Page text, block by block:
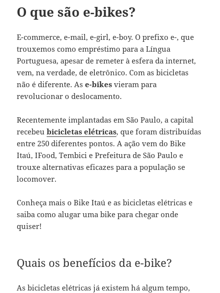
O que são e-bikes?
E-commerce, e-mail, e-girl, e-boy. O prefixo e-, que
trouxemos como empréstimo para a Língua
Portuguesa, apesar de remeter à esfera da internet,
vem, na verdade, de eletrônico.Com as bicicletas
não é diferente. Ase-bikesvieram para
revolucionar o deslocamento.
Recentemente implantadas em São Paulo, a capital
recebeubicicletas elétricas, que foram distribuídas
entre 250 diferentes pontos. A ação vem do Bike
Itaú, IFood, Tembici e Prefeitura de São Paulo e
trouxe alternativas eficazes para a população se
locomover.
Conheça mais o Bike Itaú e as bicicletas elétricas e
saiba como alugar uma bike para chegar onde
quiser!
Quais os benefícios da e-bike?
As bicicletas elétricas já existem há algum tempo,